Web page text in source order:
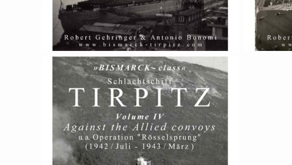
inkl. 7% MwSt.
versandfrei
59,95€
inkl. 7% MwSt.
versandfrei
Schlachtschiff Tirpitz Vol. IV